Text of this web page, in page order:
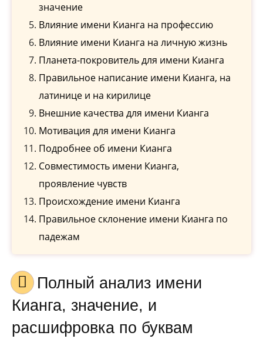
значение
Влияние имени Кианга на профессию
Влияние имени Кианга на личную жизнь
Планета-покровитель для имени Кианга
Правильное написание имени Кианга, на
латинице и на кирилице
Внешние качества для имени Кианга
Мотивация для имени Кианга
Подробнее об имени Кианга
Совместимость имени Кианга,
проявление чувств
Происхождение имени Кианга
Правильное склонение имени Кианга по
падежам
Полный анализ имени
Кианга, значение, и
расшифровка по буквам